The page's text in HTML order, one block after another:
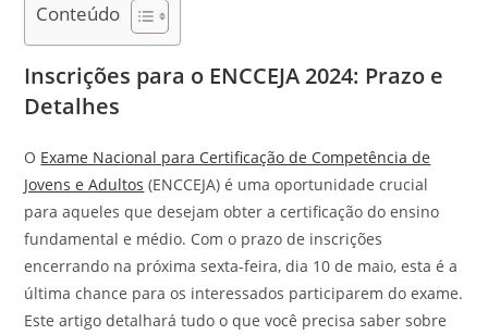
Conteúdo
Inscrições para o ENCCEJA 2024: Prazo e
Detalhes
O Exame Nacional para Certificação de Competência de
Jovens e Adultos (ENCCEJA) é uma oportunidade crucial
para aqueles que desejam obter a certificação do ensino
fundamental e médio. Com o prazo de inscrições
encerrando na próxima sexta-feira, dia 10 de maio, esta é a
última chance para os interessados participarem do exame.
Este artigo detalhará tudo o que você precisa saber sobre